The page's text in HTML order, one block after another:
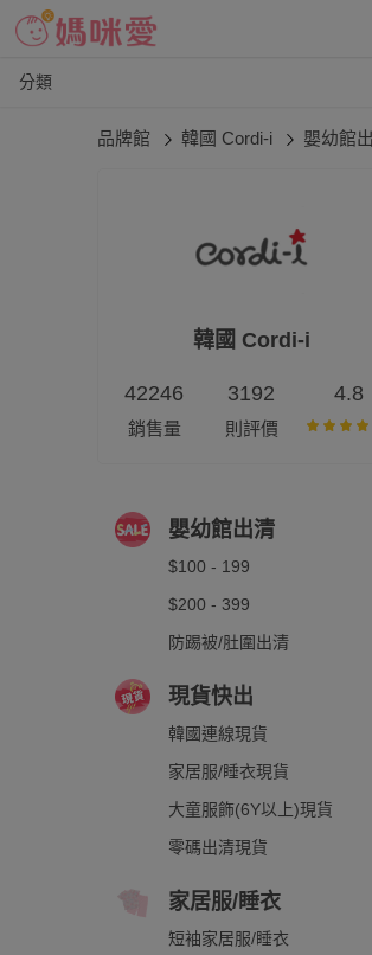
分類
品牌館 韓國 Cordi-i 嬰幼館
韓國 Cordi-i
42246
銷售量
3192
則評價
4.8
嬰幼館出清
$100 - 199
$200 - 399
防踢被/肚圍出清
現貨快出
韓國連線現貨
家居服/睡衣現貨
大童服飾(6Y以上)現貨
零碼出清現貨
家居服/睡衣
短袖家居服/睡衣